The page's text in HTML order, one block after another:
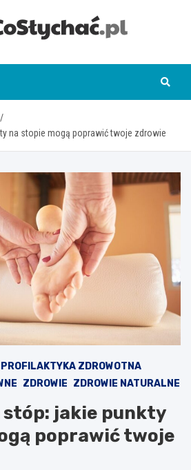
na stopie mogą poprawić twoje zdrowie
PROFILAKTYKA ZDROWOTNA
ZDROWIE ZDROWIE NATURALNE
jakie punkty
poprawić twoje